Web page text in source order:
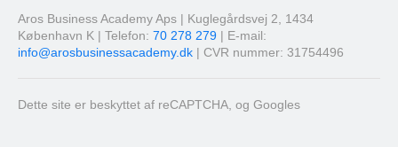
Aros Business Academy Aps | Kuglegårdsvej 2, 1434
København K | Telefon: 70 278 279 | E-mail:
info@arosbusinessacademy.dk | CVR nummer: 31754496
Dette site er beskyttet af reCAPTCHA, og Googles